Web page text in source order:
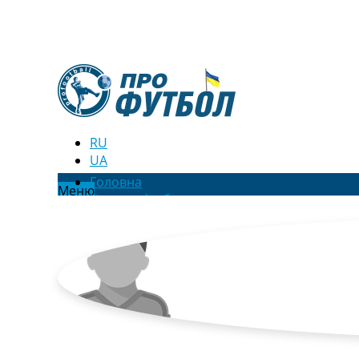
RU
UA
МенюГоловна
Новини футболу
Футбольні трансфери
Останні коментарі
Конкурс прогнозів
Логін
Рейтінги